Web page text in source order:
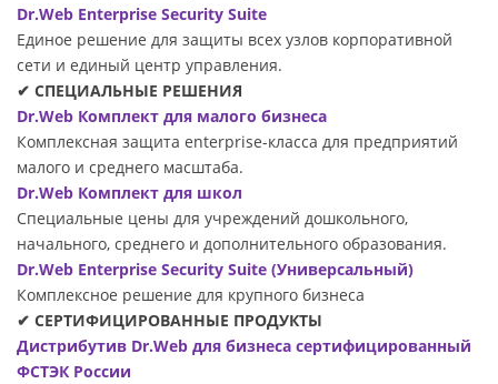
Dr.Web Enterprise Security Suite
Единое решение для защиты всех узлов корпоративной
сети и единый центр управления.
✔ СПЕЦИАЛЬНЫЕ РЕШЕНИЯ
Dr.Web Комплект для малого бизнеса
Комплексная защита enterprise-класса для предприятий
малого и среднего масштаба.
Dr.Web Комплект для школ
Специальные цены для учреждений дошкольного,
начального, среднего и дополнительного образования.
Dr.Web Enterprise Security Suite (Универсальный)
Комплексное решение для крупного бизнеса
✔ СЕРТИФИЦИРОВАННЫЕ ПРОДУКТЫ
Дистрибутив Dr.Web для бизнеса сертифицированный
ФСТЭК России